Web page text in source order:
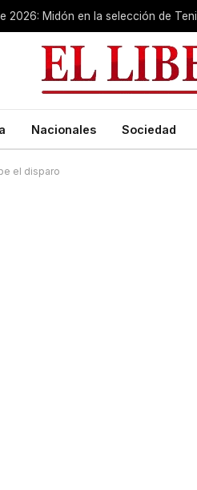
2026: Midón en la selección de
Nacionales Sociedad
el disparo